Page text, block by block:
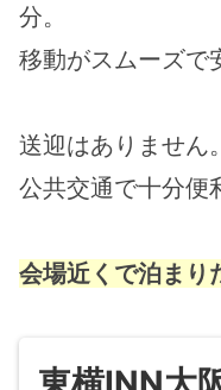
分。
移動がスムーズで
送迎はありません。
公共交通で十分便
会場近くで泊まり